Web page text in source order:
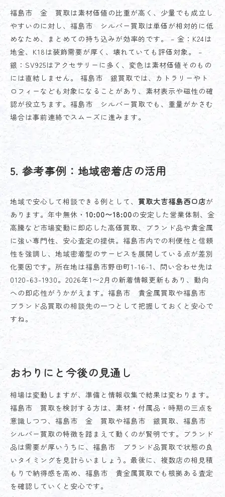
福島市 金 買取は素材価値の比重が高く、少量でも成立し
やすいのに対し、福島市 シルバー買取は単価が相対的に低
めなため、まとめての持ち込みが効率的です。 – 金：K24は
地金、K18は装飾需要が厚く、壊れていても評価対象。 –
銀：SV925はアクセサリーに多く、変色は素材価値そのもの
には直結しません。 福島市 銀買取では、カトラリーやト
ロフィーなども対象になることがあり、素材表示や磁性の確
認が役立ちます。福島市 シルバー買取でも、重量がかさむ
場合は事前連絡でスムーズに進みます。
5. 参考事例：地域密着店の活用
地域で安心して相談できる例として、 買取大吉福島西口店が
あります。年中無休・ 10:00〜18:00の安定した営業体制、金
高騰など市場変動に即応した高価買取、ブランド品や貴金属
に強い専門性、安心査定の提供。福島市内での利便性と信頼
性を強調し、地域密着型のサービスを展開している点が差別
化要因です。所在地は福島市野田町1-16-1、問い合わせ先は
0120-63-1930。2026年1〜2月の新着情報更新もあり、動向
への即応性がうかがえます。福島市 貴金属買取や福島市
ブランド品買取の相談先の一つとして把握しておくと安心で
すね。
おわりにと今後の見通し
相場は変動しますが、準備と情報収集で結果は変わります。
福島市 買取を検討する方は、素材・付属品・時期の三点を
意識しつつ、福島市 金 買取や福島市 銀買取、福島市
シルバー買取の特徴を踏まえて動くのが賢明です。ブランド
品は需要が厚いうちに、福島市 ブランド品買取で状態の良
いタイミングを見計らいましょう。最後に、複数店の相見積
もりで納得感を高め、福島市 貴金属買取でも根拠ある査定
を確認していくと安心です。